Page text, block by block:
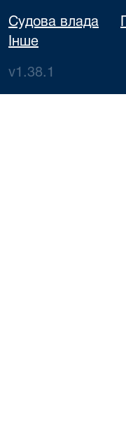
Судова влада
Інше
v1.38.1